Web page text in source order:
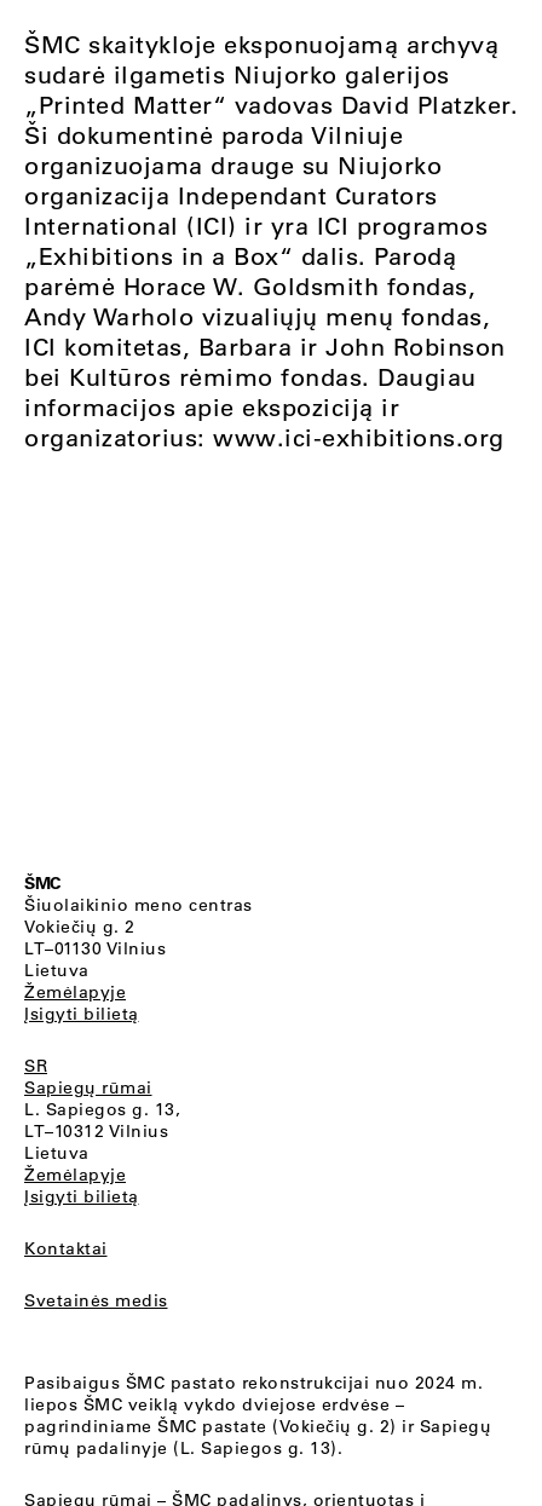
ŠMC skaitykloje eksponuojamą archyvą
sudarė ilgametis Niujorko galerijos
„Printed Matter“ vadovas David Platzker.
Ši dokumentinė paroda Vilniuje
organizuojama drauge su Niujorko
organizacija Independant Curators
International (ICI) ir yra ICI programos
„Exhibitions in a Box“ dalis. Parodą
parėmė Horace W. Goldsmith fondas,
Andy Warholo vizualiųjų menų fondas,
ICI komitetas, Barbara ir John Robinson
bei Kultūros rėmimo fondas. Daugiau
informacijos apie ekspoziciją ir
organizatorius: www.ici-exhibitions.org
ŠMC
Šiuolaikinio meno centras
Vokiečių g. 2
LT–01130 Vilnius
Lietuva
Žemėlapyje
Įsigyti bilietą
SR
Sapiegų rūmai
L. Sapiegos g. 13,
LT–10312 Vilnius
Lietuva
Žemėlapyje
Įsigyti bilietą
Kontaktai
Svetainės medis
Pasibaigus ŠMC pastato rekonstrukcijai nuo 2024 m.
liepos ŠMC veiklą vykdo dviejose erdvėse –
pagrindiniame ŠMC pastate (Vokiečių g. 2) ir Sapiegų
rūmų padalinyje (L. Sapiegos g. 13).
Sapiegų rūmai – ŠMC padalinys, orientuotas į